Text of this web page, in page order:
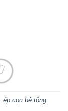
ép cọc bê tông